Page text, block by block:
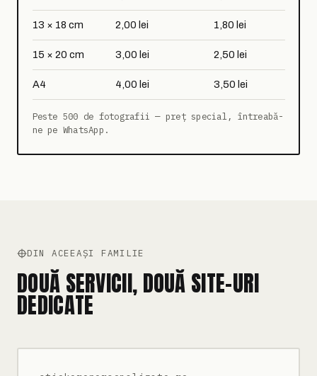
13 × 18 cm 2,00 lei 1,80 lei
15 × 20 cm 3,00 lei 2,50 lei
A4 4,00 lei 3,50 lei
Peste 500 de fotografii — preț special, întreabă-
ne pe WhatsApp.
DIN ACEEAȘI FAMILIE
DOUĂ SERVICII, DOUĂ SITE-URI
DEDICATE